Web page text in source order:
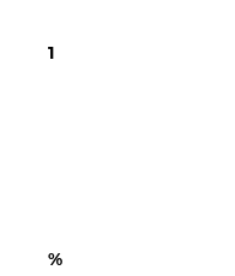
1
%